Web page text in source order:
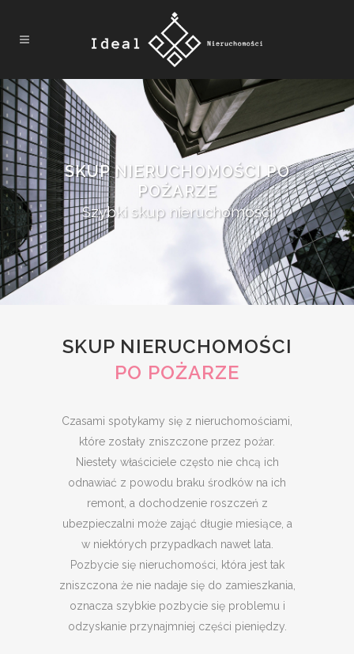
SKUP NIERUCHOMOŚCI PO
POŻARZE
Szybki skup nieruchomości
SKUP NIERUCHOMOŚCI
PO POŻARZE
Czasami spotykamy się z nieruchomościami,
które zostały zniszczone przez pożar.
Niestety właściciele często nie chcą ich
odnawiać z powodu braku środków na ich
remont, a dochodzenie roszczeń z
ubezpieczalni może zająć długie miesiące, a
w niektórych przypadkach nawet lata.
Pozbycie się nieruchomości, która jest tak
zniszczona że nie nadaje się do zamieszkania,
oznacza szybkie pozbycie się problemu i
odzyskanie przynajmniej części pieniędzy.